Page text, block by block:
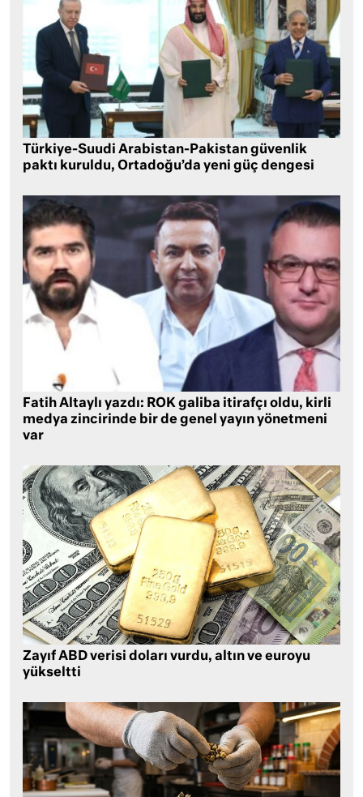
Türkiye-Suudi Arabistan-Pakistan güvenlik
paktı kuruldu, Ortadoğu’da yeni güç dengesi
Fatih Altaylı yazdı: ROK galiba itirafçı oldu, kirli
medya zincirinde bir de genel yayın yönetmeni
var
Zayıf ABD verisi doları vurdu, altın ve euroyu
yükseltti